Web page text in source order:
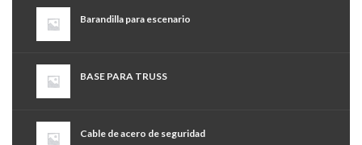
Barandilla para escenario
BASE PARA TRUSS
Cable de acero de seguridad